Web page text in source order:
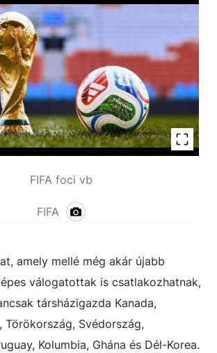
FIFA foci vb
FIFA
amely mellé még akár újabb
válogatottak is csatlakozhatnak,
társházigazda Kanada,
Törökország, Svédország,
Kolumbia, Ghána és Dél-Korea.